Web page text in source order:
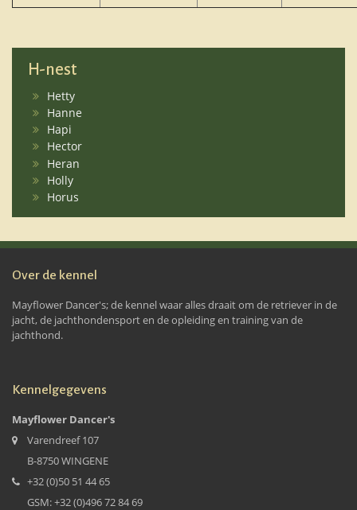
H-nest
Hetty
Hanne
Hapi
Hector
Heran
Holly
Horus
Over de kennel
Mayflower Dancer's; de kennel waar alles draait om de retriever in de
jacht, de jachthondensport en de opleiding en training van de
jachthond.
Kennelgegevens
Mayflower Dancer's
Varendreef 107
B-8750 WINGENE
+32 (0)50 51 44 65
GSM: +32 (0)496 72 84 69